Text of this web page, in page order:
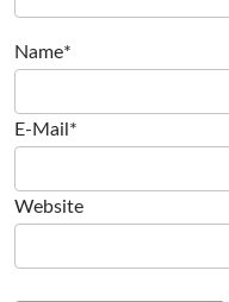
Name*
E-Mail*
Website